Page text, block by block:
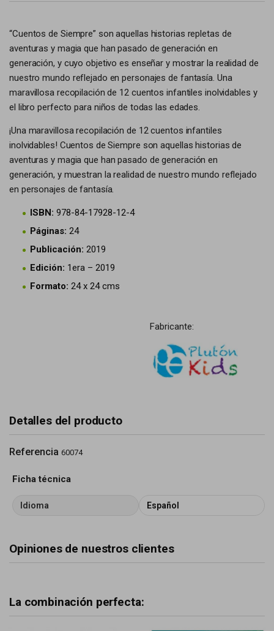
“Cuentos de Siempre” son aquellas historias repletas de
aventuras y magia que han pasado de generación en
generación, y cuyo objetivo es enseñar y mostrar la realidad de
nuestro mundo reflejado en personajes de fantasía. Una
maravillosa recopilación de 12 cuentos infantiles inolvidables y
el libro perfecto para niños de todas las edades.
¡Una maravillosa recopilación de 12 cuentos infantiles
inolvidables! Cuentos de Siempre son aquellas historias de
aventuras y magia que han pasado de generación en
generación, y muestran la realidad de nuestro mundo reflejado
en personajes de fantasía.
ISBN: 978-84-17928-12-4
Páginas: 24
Publicación: 2019
Edición: 1era – 2019
Formato: 24 x 24 cms
Fabricante:
Detalles del producto
Referencia 60074
Ficha técnica
Idioma Español
Opiniones de nuestros clientes
La combinación perfecta: